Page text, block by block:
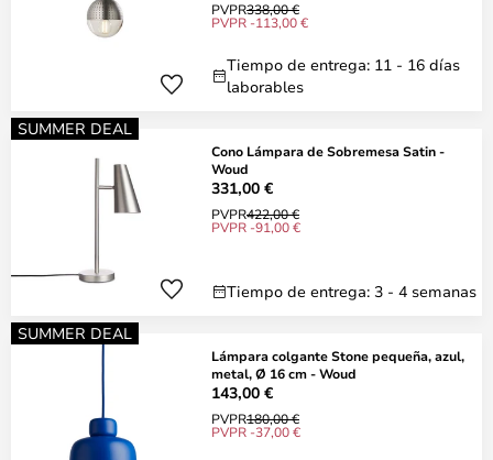
PVPR338,00 €
PVPR -113,00 €
Tiempo de entrega: 11 - 16 días
laborables
SUMMER DEAL
Cono Lámpara de Sobremesa Satin -
Woud
331,00 €
PVPR422,00 €
PVPR -91,00 €
Tiempo de entrega: 3 - 4 semanas
SUMMER DEAL
Lámpara colgante Stone pequeña, azul,
metal, Ø 16 cm - Woud
143,00 €
PVPR180,00 €
PVPR -37,00 €